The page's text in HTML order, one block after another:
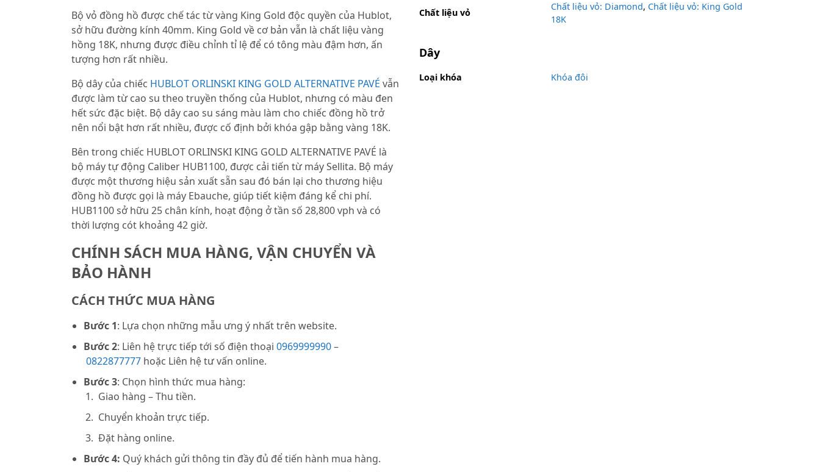
Bộ vỏ đồng hồ được chế tác từ vàng King Gold độc quyền của Hublot,
sở hữu đường kính 40mm. King Gold về cơ bản vẫn là chất liệu vàng
hồng 18K, nhưng được điều chỉnh tỉ lệ để có tông màu đậm hơn, ấn
tượng hơn rất nhiều.
Bộ dây của chiếc HUBLOT ORLINSKI KING GOLD ALTERNATIVE PAVÉ vẫn
được làm từ cao su theo truyền thống của Hublot, nhưng có màu đen
hết sức đặc biệt. Bộ dây cao su sáng màu làm cho chiếc đồng hồ trở
nên nổi bật hơn rất nhiều, được cố định bởi khóa gập bằng vàng 18K.
Bên trong chiếc HUBLOT ORLINSKI KING GOLD ALTERNATIVE PAVÉ là
bộ máy tự động Caliber HUB1100, được cải tiến từ máy Sellita. Bộ máy
được một thương hiệu sản xuất sẵn sau đó bán lại cho thương hiệu
đồng hồ được gọi là máy Ebauche, giúp tiết kiệm đáng kể chi phí.
HUB1100 sở hữu 25 chân kính, hoạt động ở tần số 28,800 vph và có
thời lượng cót khoảng 42 giờ.
CHÍNH SÁCH MUA HÀNG, VẬN CHUYỂN VÀ
BẢO HÀNH
CÁCH THỨC MUA HÀNG
Bước 1: Lựa chọn những mẫu ưng ý nhất trên website.
Bước 2: Liên hệ trực tiếp tới số điện thoại 0969999990–
0822877777 hoặc Liên hệ tư vấn online.
Bước 3: Chọn hình thức mua hàng:
Giao hàng – Thu tiền.
Chuyển khoản trực tiếp.
Đặt hàng online.
Bước 4: Quý khách gửi thông tin đầy đủ để tiến hành mua hàng.
Chất liệu vỏ
Chất liệu vỏ: Diamond, Chất liệu vỏ: King Gold
18K
Dây
Loại khóa Khóa đôi